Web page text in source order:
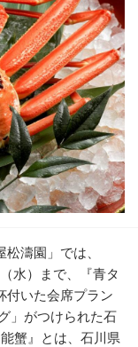
濤園」では、
水）まで、『青タ
付いた会席プラン
」がつけられた石
蟹』とは、石川県